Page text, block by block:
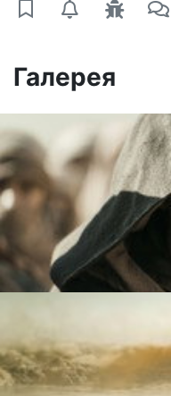
Галерея